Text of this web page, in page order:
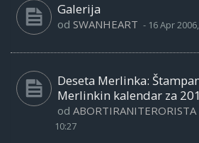
Galerija
od SWANHEART - 16 Apr
Deseta Merlinka:
Merlinkin kalendar za
od ABORTIRANITERORISTA
10:27